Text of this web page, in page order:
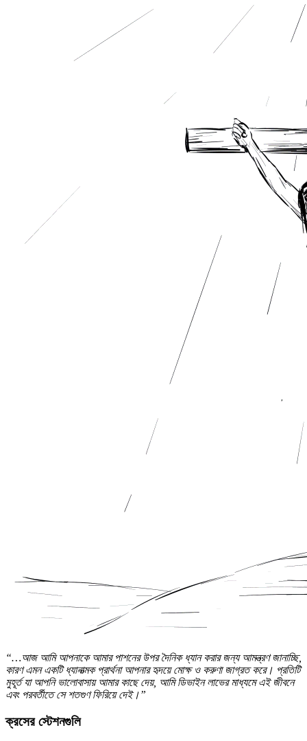
“…আজ আমি আপনাকে আমার পাশনের উপর দৈনিক ধ্যান করার জন্য আমন্ত্রণ জানাচ্ছি,
কারণ এমন একটি ধ্যানাত্মক প্রার্থনা আপনার হৃদয়ে মোক্ষ ও করুণা জাগ্রত করে। প্রতিটি
মুহূর্ত যা আপনি ভালোবাসায় আমার কাছে দেয়, আমি ডিভাইন লাভের মাধ্যমে এই জীবনে
এবং পরবর্তীতে সে শতগুণ ফিরিয়ে দেই।”
ক্রসের স্টেশনগুলি